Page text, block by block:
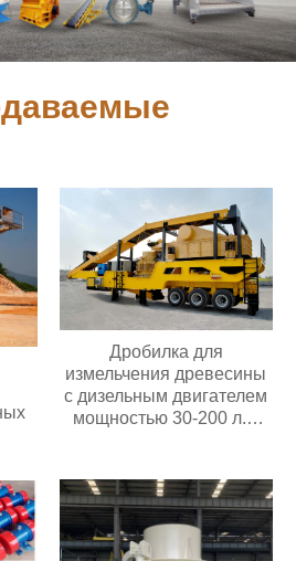
Дробилка для
измельчения древесины
с дизельным двигателем
мощностью 30-200 л.с.